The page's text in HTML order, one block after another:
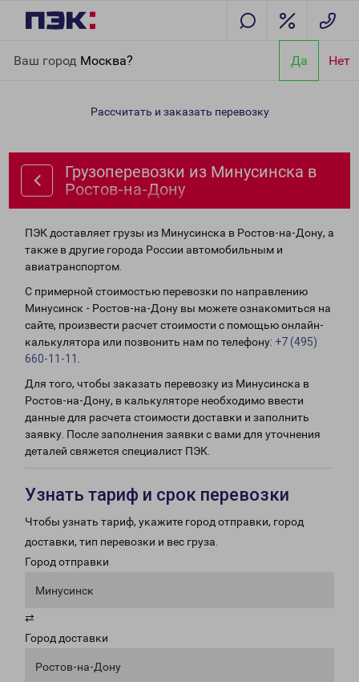
Ваш город Москва? Да Нет
Ростов-на-Дону
Рассчитать и заказать перевозку
Грузоперевозки из Минусинска в
Ростов-на-Дону
ПЭК доставляет грузы из Минусинска в Ростов-на-Дону, а
также в другие города России автомобильным и
авиатранспортом.
С примерной стоимостью перевозки по направлению
Минусинск - Ростов-на-Дону вы можете ознакомиться на
сайте, произвести расчет стоимости с помощью онлайн-
калькулятора или позвонить нам по телефону: +7 (495)
660-11-11
Для того, чтобы заказать перевозку из Минусинска в
Ростов-на-Дону, в калькуляторе необходимо ввести
данные для расчета стоимости доставки и заполнить
заявку. После заполнения заявки с вами для уточнения
деталей свяжется специалист ПЭК.
Узнать тариф и срок перевозки
Чтобы узнать тариф, укажите город отправки, город
доставки, тип перевозки и вес груза.
Город отправки
Минусинск
⇄
Город доставки
Ростов-на-Дону